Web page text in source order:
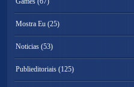
Mostra Eu (25)
Noticias (53)
Publieditoriais (125)